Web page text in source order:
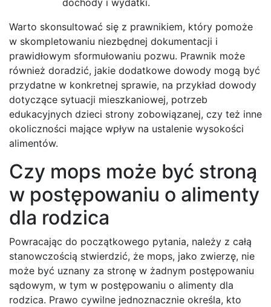
Warto skonsultować się z prawnikiem, który pomoże
w skompletowaniu niezbędnej dokumentacji i
prawidłowym sformułowaniu pozwu. Prawnik może
również doradzić, jakie dodatkowe dowody mogą być
przydatne w konkretnej sprawie, na przykład dowody
dotyczące sytuacji mieszkaniowej, potrzeb
edukacyjnych dzieci strony zobowiązanej, czy też inne
okoliczności mające wpływ na ustalenie wysokości
alimentów.
Czy mops może być stroną
w postępowaniu o alimenty
dla rodzica
Powracając do początkowego pytania, należy z całą
stanowczością stwierdzić, że mops, jako zwierzę, nie
może być uznany za stronę w żadnym postępowaniu
sądowym, w tym w postępowaniu o alimenty dla
rodzica. Prawo cywilne jednoznacznie określa, kto